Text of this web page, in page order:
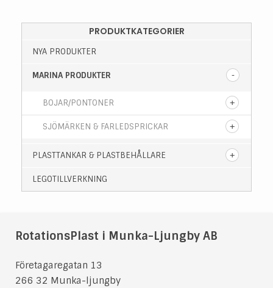
PRODUKTKATEGORIER
NYA PRODUKTER
MARINA PRODUKTER
BOJAR/PONTONER
SJÖMÄRKEN & FARLEDSPRICKAR
PLASTTANKAR & PLASTBEHÅLLARE
LEGOTILLVERKNING
RotationsPlast i Munka-Ljungby AB
Företagaregatan 13
266 32 Munka-ljungby